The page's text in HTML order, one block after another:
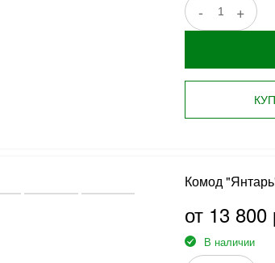
- +
Комод
от 13 800
В наличии